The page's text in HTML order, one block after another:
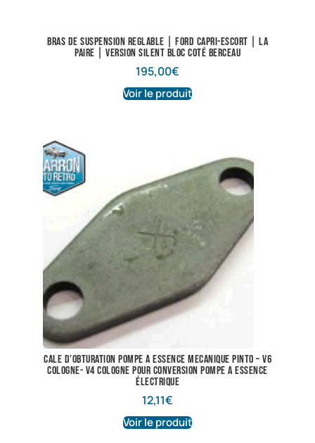
Bras de suspension reglable | Ford Capri-Escort | La
paire | Version silent bloc coté berceau
195,00€
Voir le produit
cale d’obturation pompe a essence mecanique Pinto – V6
cologne- V4 Cologne pour conversion pompe a essence
électrique
12,11€
Voir le produit